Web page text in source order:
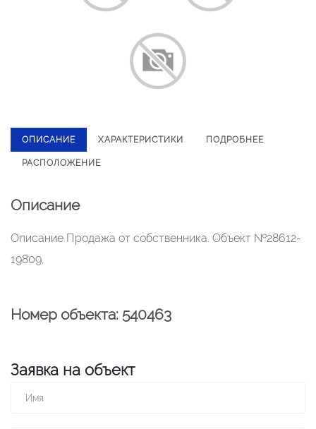
ОПИСАНИЕ ХАРАКТЕРИСТИКИ ПОДРОБНЕЕ
РАСПОЛОЖЕНИЕ
Описание
Описание Продажа от собственника. Объект №28612-
19809.
Номер объекта: 540463
Заявка на объект